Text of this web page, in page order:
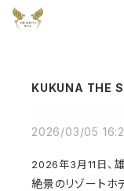
KUKUNA THE
2026/03/05
2026年3月11日、
絶景のリゾートホ